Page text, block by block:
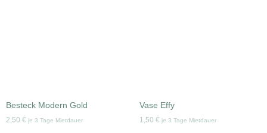
Besteck Modern Gold
2,50 € je 3 Tage Mietdauer
Vase Effy
1,50 € je 3 Tage Mietdauer